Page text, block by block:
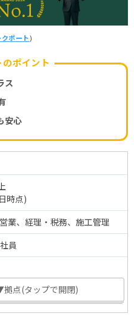
クポート)
ポイント
ス
安心
時点)
業、経理・税務、施工管理
員
点(タップで開閉)